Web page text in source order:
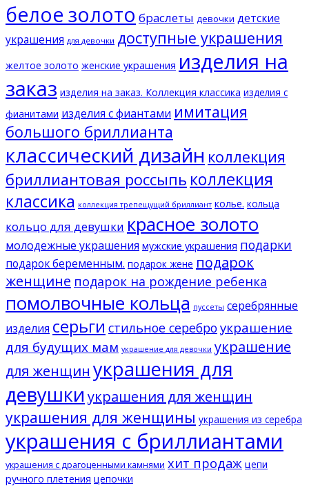
белое золото браслеты девочки детские
украшения для девочки доступные украшения
желтое золото женские украшения изделия на
заказ изделия на заказ. Коллекция классика изделия с
фианитами изделия с фиантами имитация
большого бриллианта
классический дизайн коллекция
бриллиантовая россыпь коллекция
классика коллекция трепещущий бриллиант колье. кольца
кольцо для девушки красное золото
молодежные украшения мужские украшения подарки
подарок беременным. подарок жене подарок
женщине подарок на рождение ребенка
помолвочные кольца пуссеты серебрянные
изделия серьги стильное сереброукрашение
для будущих мам украшение для девочки украшение
для женщин украшения для
девушки украшения для женщин
украшения для женщины украшения из серебра
украшения с бриллиантами
украшения с драгоценными камнями хит продаж цепи
ручного плетения цепочки